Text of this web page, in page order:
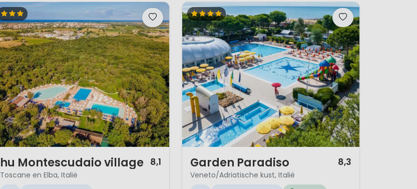
hu Montescudaio village 8,1
Toscane en Elba, Italië
Garden Paradiso 8,3
Veneto/Adriatische kust, Italië